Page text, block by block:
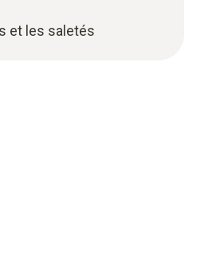
et les saletés